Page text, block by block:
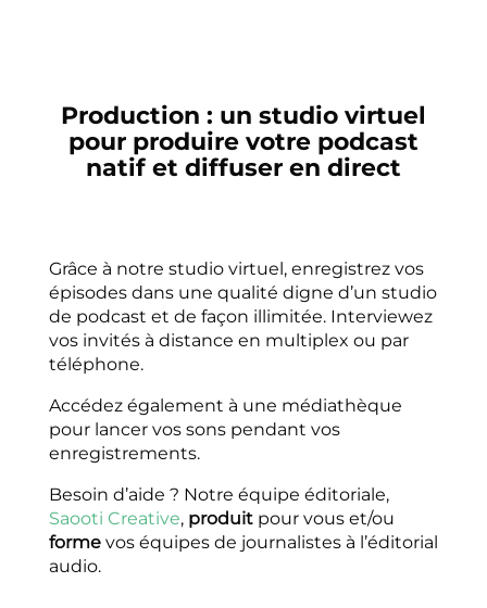
Production : un studio virtuel
pour produire votre podcast
natif et diffuser en direct
Grâce à notre studio virtuel, enregistrez vos
épisodes dans une qualité digne d’un studio
de podcast et de façon illimitée. Interviewez
vos invités à distance en multiplex ou par
téléphone.
Accédez également à une médiathèque
pour lancer vos sons pendant vos
enregistrements.
Besoin d’aide ? Notre équipe éditoriale,
Saooti Creative, produitpour vous et/ou
formevos équipes de journalistes à l’éditorial
audio.